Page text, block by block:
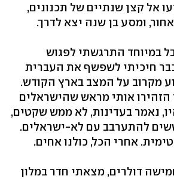
אל קצן שנתיים של תכנונים,
ומסע בן שנה יצא לדרך.
במיוחד התרגשתי לפגוש
חיכיתי לשפשף את העברית
מקרוב על המצב בארץ הקודש.
אותי מראש שהישראלים
נאמר בעדינות, לא ממש שקטים,
להתערבב עם לא-ישראלים.
אחרי הכל, כולנו אחים.
דולרים, מצאתי חדר במלון